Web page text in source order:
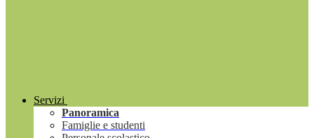
Servizi
Panoramica
Famiglie e studenti